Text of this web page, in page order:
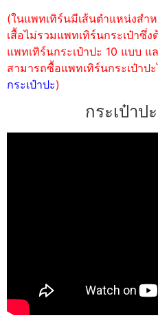
(ในแพทเทิร์นมีเส้นตำแหน่งสำ
เสื้อไม่รวมแพทเทิร์นกระเป๋าซึ่
แพทเทิร์นกระเป๋าปะ 10 แบบ แ
สามารถซื้อแพทเทิร์นกระเป๋าป
กระเป๋าปะ)
กระเป๋าป